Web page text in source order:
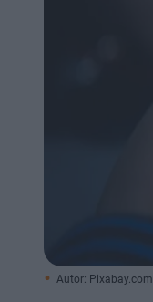
Autor: Pixabay.com